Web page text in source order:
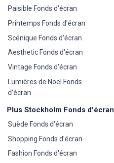
Paisible Fonds d'écran
Printemps Fonds d'écran
Scénique Fonds d'écran
Aesthetic Fonds d'écran
Vintage Fonds d'écran
Lumières de Noël Fonds
d'écran
Plus Stockholm Fonds d'écran
Suède Fonds d'écran
Shopping Fonds d'écran
Fashion Fonds d'écran